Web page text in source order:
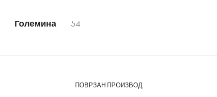
Големина 54
ПОВРЗАН ПРОИЗВОД